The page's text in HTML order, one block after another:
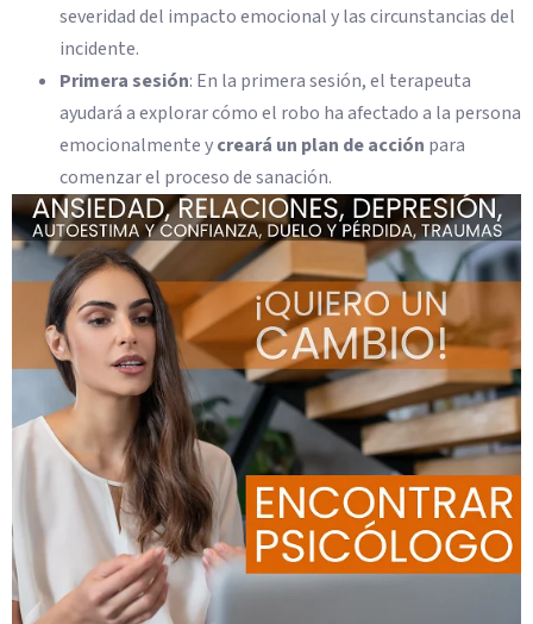
severidad del impacto emocional y las circunstancias del
incidente.
Primera sesión: En la primera sesión, el terapeuta
ayudará a explorar cómo el robo ha afectado a la persona
emocionalmente ycreará un plan de acción para
comenzar el proceso de sanación.